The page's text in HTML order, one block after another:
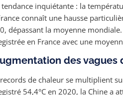
tendance inquiétante : la
connaît une hausse
dépassant la moyenne
en France avec une
des
de chaleur se multiplient
54,4°C en 2020, la Chine a